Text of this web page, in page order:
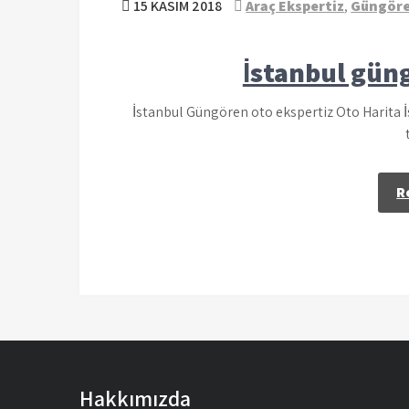
15 KASIM 2018 Araç Ekspertiz,
İstanbul
İstanbul Güngören oto ekspertiz Oto
Hakkımızda